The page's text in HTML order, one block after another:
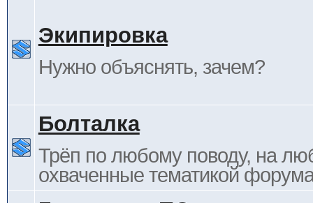
Экипировка
Нужно объяснять, зачем?
Болталка
Трёп по любому поводу, на
охваченные тематикой